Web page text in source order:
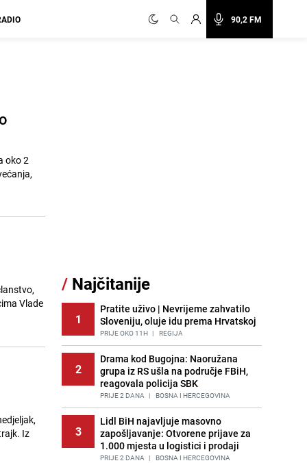
90,2 FM
oko 2
Vlade
Iz
/ Najčitanije
1
Pratite uživo | Nevrijeme zahvatilo
Sloveniju, oluje idu prema Hrvatskoj
PRIJE OKO 11H | REGIJA
2
Drama kod Bugojna: Naoružana
grupa iz RS ušla na područje FBiH,
reagovala policija SBK
PRIJE 2 DANA | BOSNA I HERCEGOVINA
3
Lidl BiH najavljuje masovno
zapošljavanje: Otvorene prijave za
1.000 mjesta u logistici i prodaji
PRIJE 2 DANA | BOSNA I HERCEGOVINA